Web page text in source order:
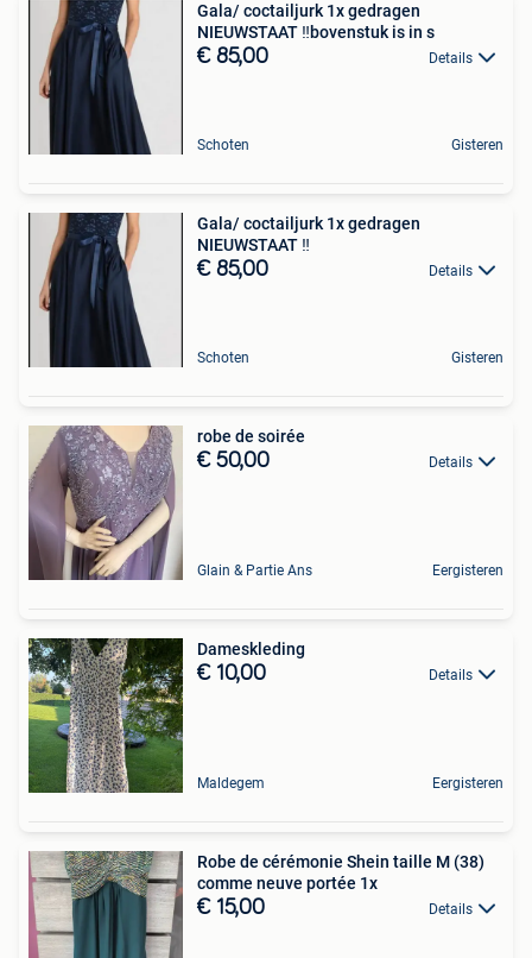
Gala/ coctailjurk 1x gedragen
NIEUWSTAAT ‼️bovenstuk is in s
€ 85,00 Details
Schoten Gisteren
Gala/ coctailjurk 1x gedragen
NIEUWSTAAT ‼️
€ 85,00 Details
Schoten Gisteren
robe de soirée
€ 50,00 Details
Glain & Partie Ans Eergisteren
Dameskleding
€ 10,00 Details
Maldegem Eergisteren
Robe de cérémonie Shein taille M (38)
comme neuve portée 1x
€ 15,00 Details